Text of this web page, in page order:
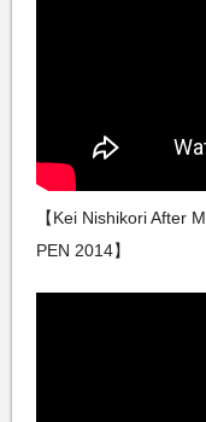
【Kei Nishikori After
PEN 2014】